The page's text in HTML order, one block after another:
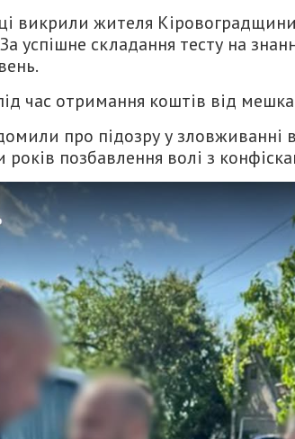
викрили жителя Кіровоградщини,
успішне складання тесту на
час отримання коштів від
про підозру у зловживанні
позбавлення волі з